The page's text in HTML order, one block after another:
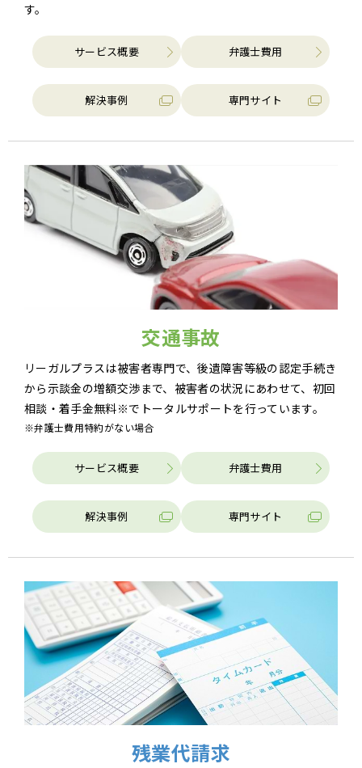
す。
サービス概要 弁護士費用
解決事例 専門サイト
交通事故
リーガルプラスは被害者専門で、後遺障害等級の認定手続き
から示談金の増額交渉まで、被害者の状況にあわせて、初回
相談・着手金無料※でトータルサポートを行っています。
※弁護士費用特約がない場合
サービス概要 弁護士費用
解決事例 専門サイト
残業代請求